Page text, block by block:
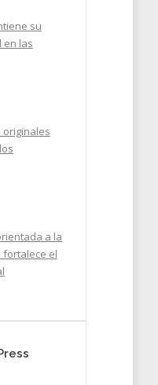
su
en las
originales
a la
el